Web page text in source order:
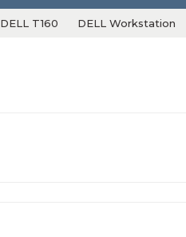
DELL T160 DELL Workstation